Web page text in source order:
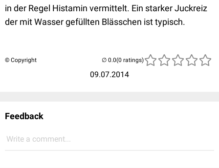
in der Regel Histamin vermittelt. Ein starker Juckreiz
der mit Wasser gefüllten Blässchen ist typisch.
© Copyright
09.07.2014
(0 ratings)
Feedback
Write a comment...